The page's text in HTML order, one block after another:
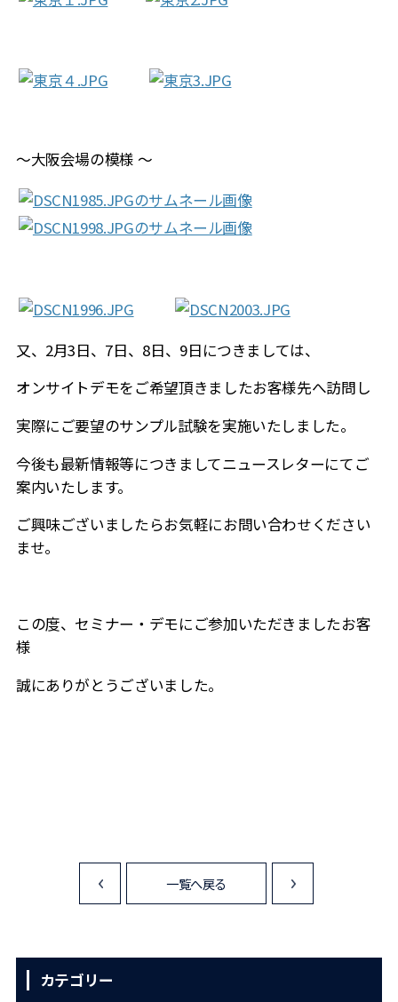
～大阪会場の模様 ～
又、2月3日、7日、8日、9日につきましては、
オンサイトデモをご希望頂きましたお客様先へ訪問し
実際にご要望のサンプル試験を実施いたしました。
今後も最新情報等につきましてニュースレターにてご
案内いたします。
ご興味ございましたらお気軽にお問い合わせください
ませ。
この度、セミナー・デモにご参加いただきましたお客
様
誠にありがとうございました。
<
一覧へ戻る
カテゴリー